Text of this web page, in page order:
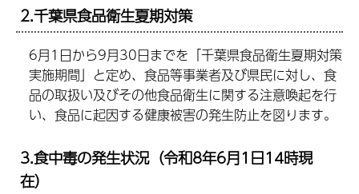
2.千葉県食品衛生夏期対策
6月1日から9月30日までを「千葉県食品衛生夏期対策
実施期間」と定め、食品等事業者及び県民に対し、食
品の取扱い及びその他食品衛生に関する注意喚起を行
い、食品に起因する健康被害の発生防止を図ります。
3.食中毒の発生状況（令和8年6月1日14時現
在）